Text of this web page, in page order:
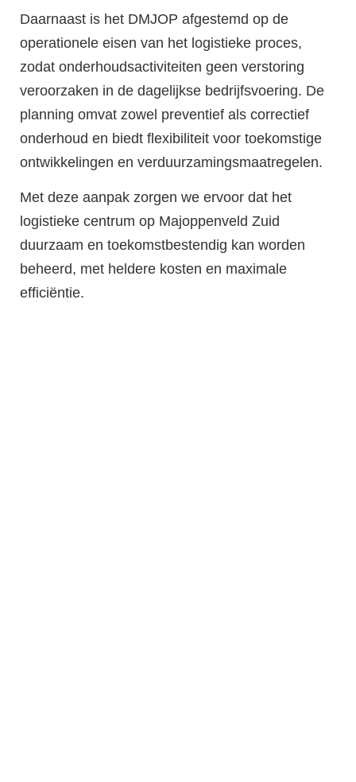
Daarnaast is het DMJOP afgestemd op de
operationele eisen van het logistieke proces,
zodat onderhoudsactiviteiten geen verstoring
veroorzaken in de dagelijkse bedrijfsvoering. De
planning omvat zowel preventief als correctief
onderhoud en biedt flexibiliteit voor toekomstige
ontwikkelingen en verduurzamingsmaatregelen.
Met deze aanpak zorgen we ervoor dat het
logistieke centrum op Majoppenveld Zuid
duurzaam en toekomstbestendig kan worden
beheerd, met heldere kosten en maximale
efficiëntie.